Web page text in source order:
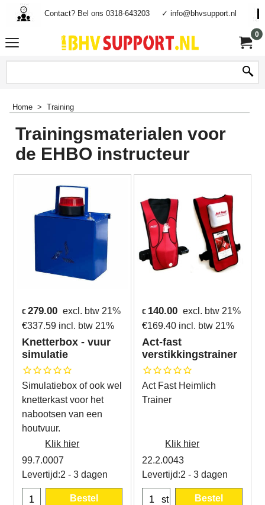
Contact? Bel ons 0318-643203 ✓ info@bhvsupport.nl
0
Home > Training
Trainingsmaterialen voor
de EHBO instructeur
€ 279.00 excl. btw 21%
€337.59 incl. btw 21%
Knetterbox - vuur
simulatie
Simulatiebox of ook wel
knetterkast voor het
nabootsen van een
houtvuur.
Klik hier
99.7.0007
Levertijd:2 - 3 dagen
Bestel
€ 140.00 excl. btw 21%
€169.40 incl. btw 21%
Act-fast
verstikkingstrainer
Act Fast Heimlich
Trainer
Klik hier
22.2.0043
Levertijd:2 - 3 dagen
st Bestel